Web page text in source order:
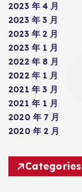
2023 年 4 月
2023 年 3 月
2023 年 2 月
2023 年 1 月
2022 年 8 月
2022 年 1 月
2021 年 3 月
2021 年 1 月
2020 年 7 月
2020 年 2 月
Categories